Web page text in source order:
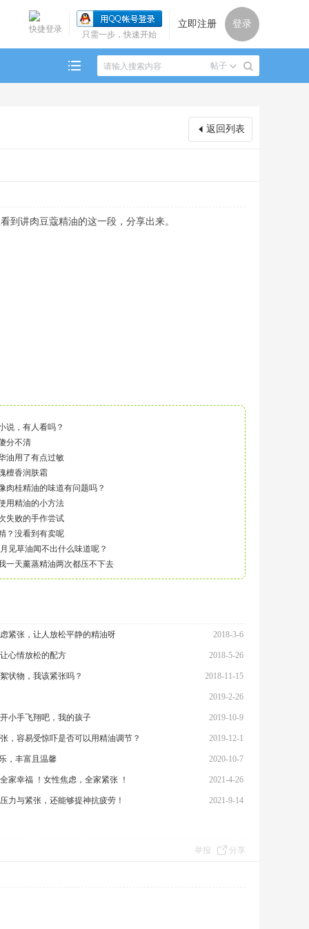
立即注册 登录
只需一步，快速开始
快捷登录
帖子
返回列表
到讲肉豆蔻精油的这一段，分享出来。
说，有人看吗？
分不清
油用了有点过敏
檀香润肤霜
肉桂精油的味道有问题吗？
用精油的小方法
失败的手作尝试
？没看到有卖呢
见草油闻不出什么味道呢？
一天薰蒸精油两次都压不下去
2018-3-6
紧张，让人放松平静的精油呀
2018-5-26
心情放松的配方
2018-11-15
状物，我该紧张吗？
2019-2-26
2019-10-9
小手飞翔吧，我的孩子
2019-12-1
，容易受惊吓是否可以用精油调节？
2020-10-7
，丰富且温馨
2021-4-26
家幸福 ！女性焦虑，全家紧张 ！
2021-9-14
力与紧张，还能够提神抗疲劳！
举报 分享